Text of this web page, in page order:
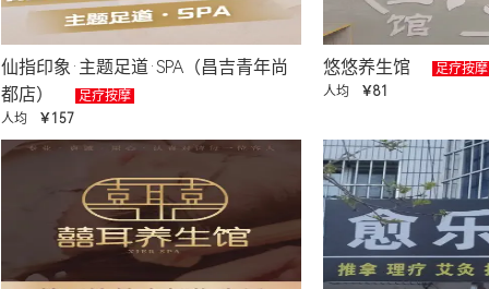
仙指印象·主题足道·SPA（昌吉青年尚
都店）
足疗按摩
人均
￥157
悠悠养生馆
足疗按摩
人均
￥81